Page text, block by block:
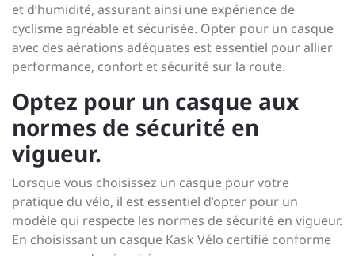
et d’humidité, assurant ainsi une expérience de
cyclisme agréable et sécurisée. Opter pour un casque
avec des aérations adéquates est essentiel pour allier
performance, confort et sécurité sur la route.
Optez pour un casque aux
normes de sécurité en
vigueur.
Lorsque vous choisissez un casque pour votre
pratique du vélo, il est essentiel d’opter pour un
modèle qui respecte les normes de sécurité en vigueur.
En choisissant un casque Kask Vélo certifié conforme